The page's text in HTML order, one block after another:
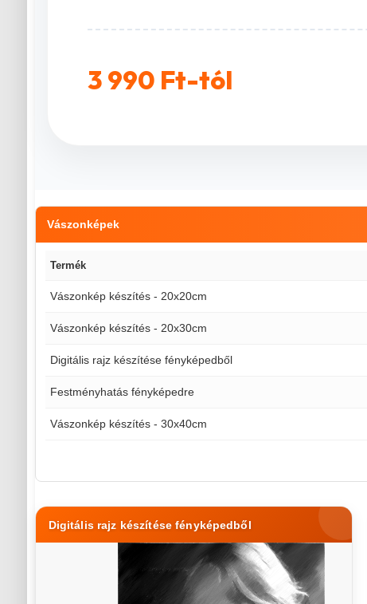
3 990 Ft-tól
Vászonképek
Termék
Vászonkép készítés - 20x20cm
Vászonkép készítés - 20x30cm
Digitális rajz készítése fényképedből
Festményhatás fényképedre
Vászonkép készítés - 30x40cm
Digitális rajz készítése fényképedből